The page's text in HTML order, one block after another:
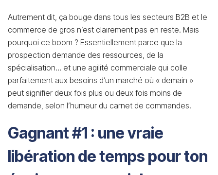
Autrement dit, ça bouge dans tous les secteurs B2B et le
commerce de gros n’est clairement pas en reste. Mais
pourquoi ce boom ? Essentiellement parce que la
prospection demande des ressources, de la
spécialisation… et une agilité commerciale qui colle
parfaitement aux besoins d’un marché où « demain »
peut signifier deux fois plus ou deux fois moins de
demande, selon l’humeur du carnet de commandes.
Gagnant #1 : une vraie
libération de temps pour ton